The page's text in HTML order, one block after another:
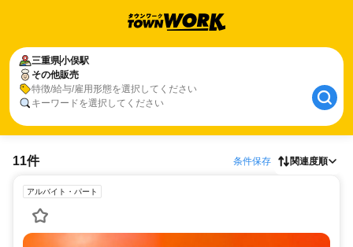
三重県小俣駅
その他販売
特徴/給与/雇用形態を選択してください
キーワードを選択してください
11件 条件保存 関連度順
アルバイト・パート